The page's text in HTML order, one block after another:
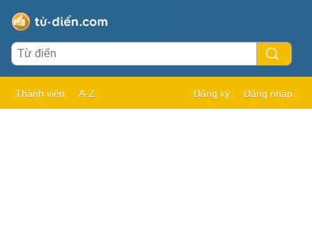
Thành viên A-Z Đăng ký Đăng nhập